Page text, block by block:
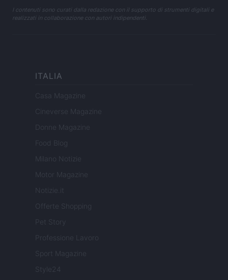
I contenuti sono curati dalla redazione con il supporto di strumenti digitali e
realizzati in collaborazione con autori indipendenti.
ITALIA
Casa Magazine
Cineverse Magazine
Donne Magazine
Food Blog
Milano Notizie
Motor Magazine
Notizie.it
Offerte Shopping
Pet Story
Professione Lavoro
Sport Magazine
Style24